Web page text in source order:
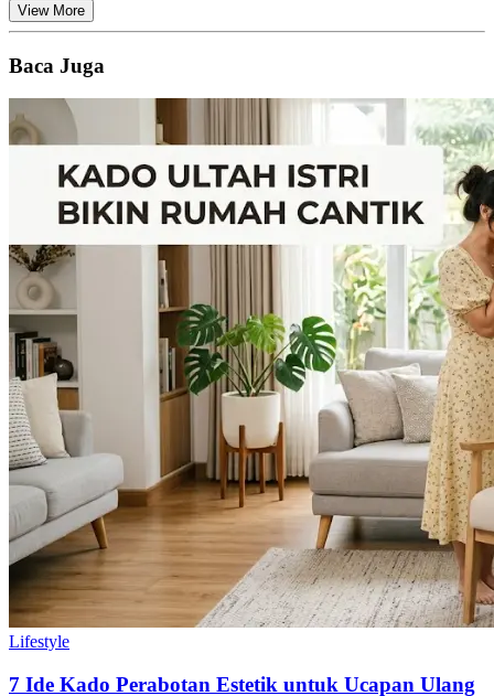
View More
Baca Juga
Lifestyle
7 Ide Kado Perabotan Estetik untuk Ucapan Ulang